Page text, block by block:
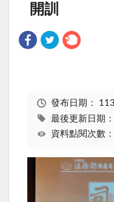
開訓
發布日期：
最後更新日期
資料點閱次數